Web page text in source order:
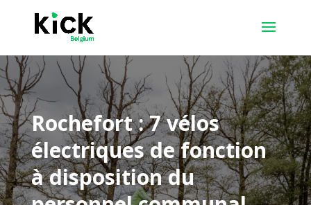
Rochefort : 7 vélos
électriques de fonction
à disposition du